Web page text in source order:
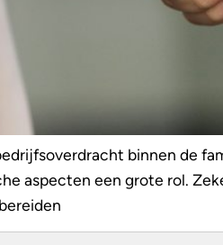
binnen de
aspecten een grote rol.